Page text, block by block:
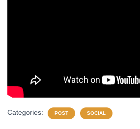
Categories: POST SOCIAL